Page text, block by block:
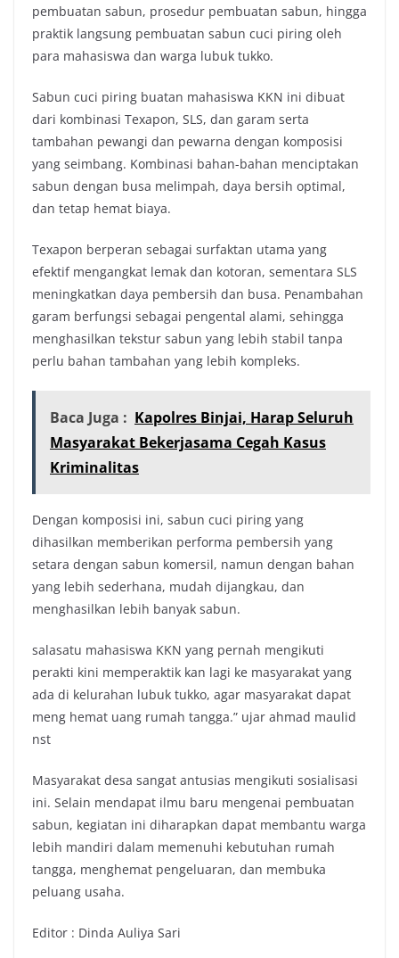
pembuatan sabun, prosedur pembuatan sabun, hingga
praktik langsung pembuatan sabun cuci piring oleh
para mahasiswa dan warga lubuk tukko.
Sabun cuci piring buatan mahasiswa KKN ini dibuat
dari kombinasi Texapon, SLS, dan garam serta
tambahan pewangi dan pewarna dengan komposisi
yang seimbang. Kombinasi bahan-bahan menciptakan
sabun dengan busa melimpah, daya bersih optimal,
dan tetap hemat biaya.
Texapon berperan sebagai surfaktan utama yang
efektif mengangkat lemak dan kotoran, sementara SLS
meningkatkan daya pembersih dan busa. Penambahan
garam berfungsi sebagai pengental alami, sehingga
menghasilkan tekstur sabun yang lebih stabil tanpa
perlu bahan tambahan yang lebih kompleks.
Baca Juga : Kapolres Binjai, Harap Seluruh
Masyarakat Bekerjasama Cegah Kasus
Kriminalitas
Dengan komposisi ini, sabun cuci piring yang
dihasilkan memberikan performa pembersih yang
setara dengan sabun komersil, namun dengan bahan
yang lebih sederhana, mudah dijangkau, dan
menghasilkan lebih banyak sabun.
salasatu mahasiswa KKN yang pernah mengikuti
perakti kini memperaktik kan lagi ke masyarakat yang
ada di kelurahan lubuk tukko, agar masyarakat dapat
meng hemat uang rumah tangga.” ujar ahmad maulid
nst
Masyarakat desa sangat antusias mengikuti sosialisasi
ini. Selain mendapat ilmu baru mengenai pembuatan
sabun, kegiatan ini diharapkan dapat membantu warga
lebih mandiri dalam memenuhi kebutuhan rumah
tangga, menghemat pengeluaran, dan membuka
peluang usaha.
Editor : Dinda Auliya Sari